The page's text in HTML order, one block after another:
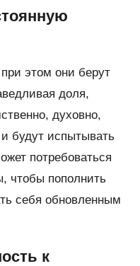
этом они берут
доля,
духовно,
будут испытывать
потребоваться
чтобы пополнить
себя обновленным
к